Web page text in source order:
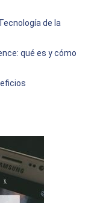
de la
qué es y cómo